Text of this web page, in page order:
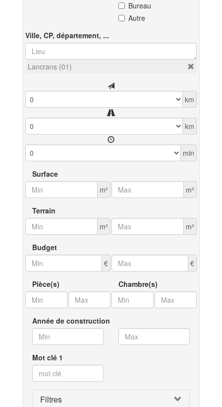
Bureau
Autre
Ville, CP, département, ...
Lancrans (01)
km
km
min
Surface
m²
m²
Terrain
m²
m²
Budget
€
€
Pièce(s) Chambre(s)
Année de construction
Mot clé 1
Filtres